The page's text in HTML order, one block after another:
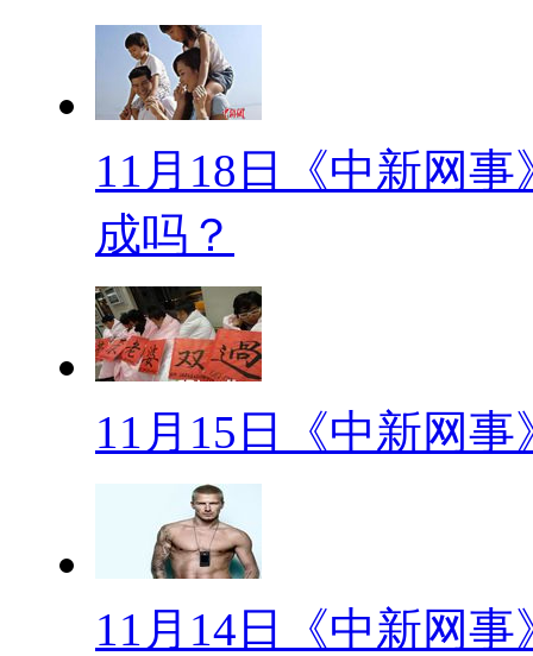
开学时，华中科技大学的小
这也带动室友们分享自己家乡
治疗思乡，她们两个月共吃了
【糖尿病是工伤？】
研究发现，如果领导太难伺
给员工健康造成严重损害，引
一个“超事儿”的主上，得糖尿
【网事观察】
【口播】有人说“身处娱乐圈
多，一来不用为搏头条而争风
短暂”，但往往最重要也是最
11月18日《中新网
成吗？
11月15日《中新网事
11月14日《中新网事